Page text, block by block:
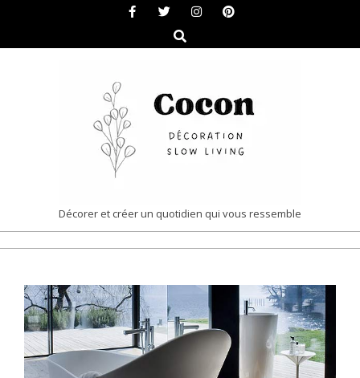
content
Search
COCON
|
&
SLOW
LIVING
Décorer et créer un quotidien qui vous ressemble
Menu